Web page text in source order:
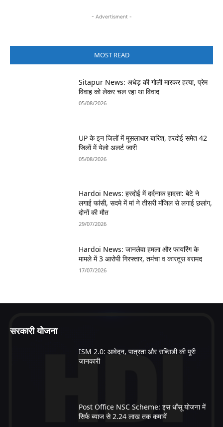
- Advertisment -
MOST READ
Sitapur News: अधेड़ की गोली मारकर हत्या, प्रेम
विवाह को लेकर चल रहा था विवाद
05/08/2026
UP के इन जिलों में मूसलाधार बारिश, हरदोई समेत 42
जिलों में येलो अलर्ट जारी
05/08/2026
Hardoi News: हरदोई में दर्दनाक हादसा: बेटे ने
लगाई फांसी, सदमे में मां ने तीसरी मंजिल से लगाई छलांग,
दोनों की मौत
29/07/2026
Hardoi News: जानलेवा हमला और फायरिंग के
मामले में 3 आरोपी गिरफ्तार, तमंचा व कारतूस बरामद
17/07/2026
सरकारी योजना
ISM 2.0: आवेदन, पात्रता और सब्सिडी की पूरी
जानकारी
Post Office NSC Scheme: इस धाँसू योजना में
सिर्फ ब्याज से 2.24 लाख तक कमायें